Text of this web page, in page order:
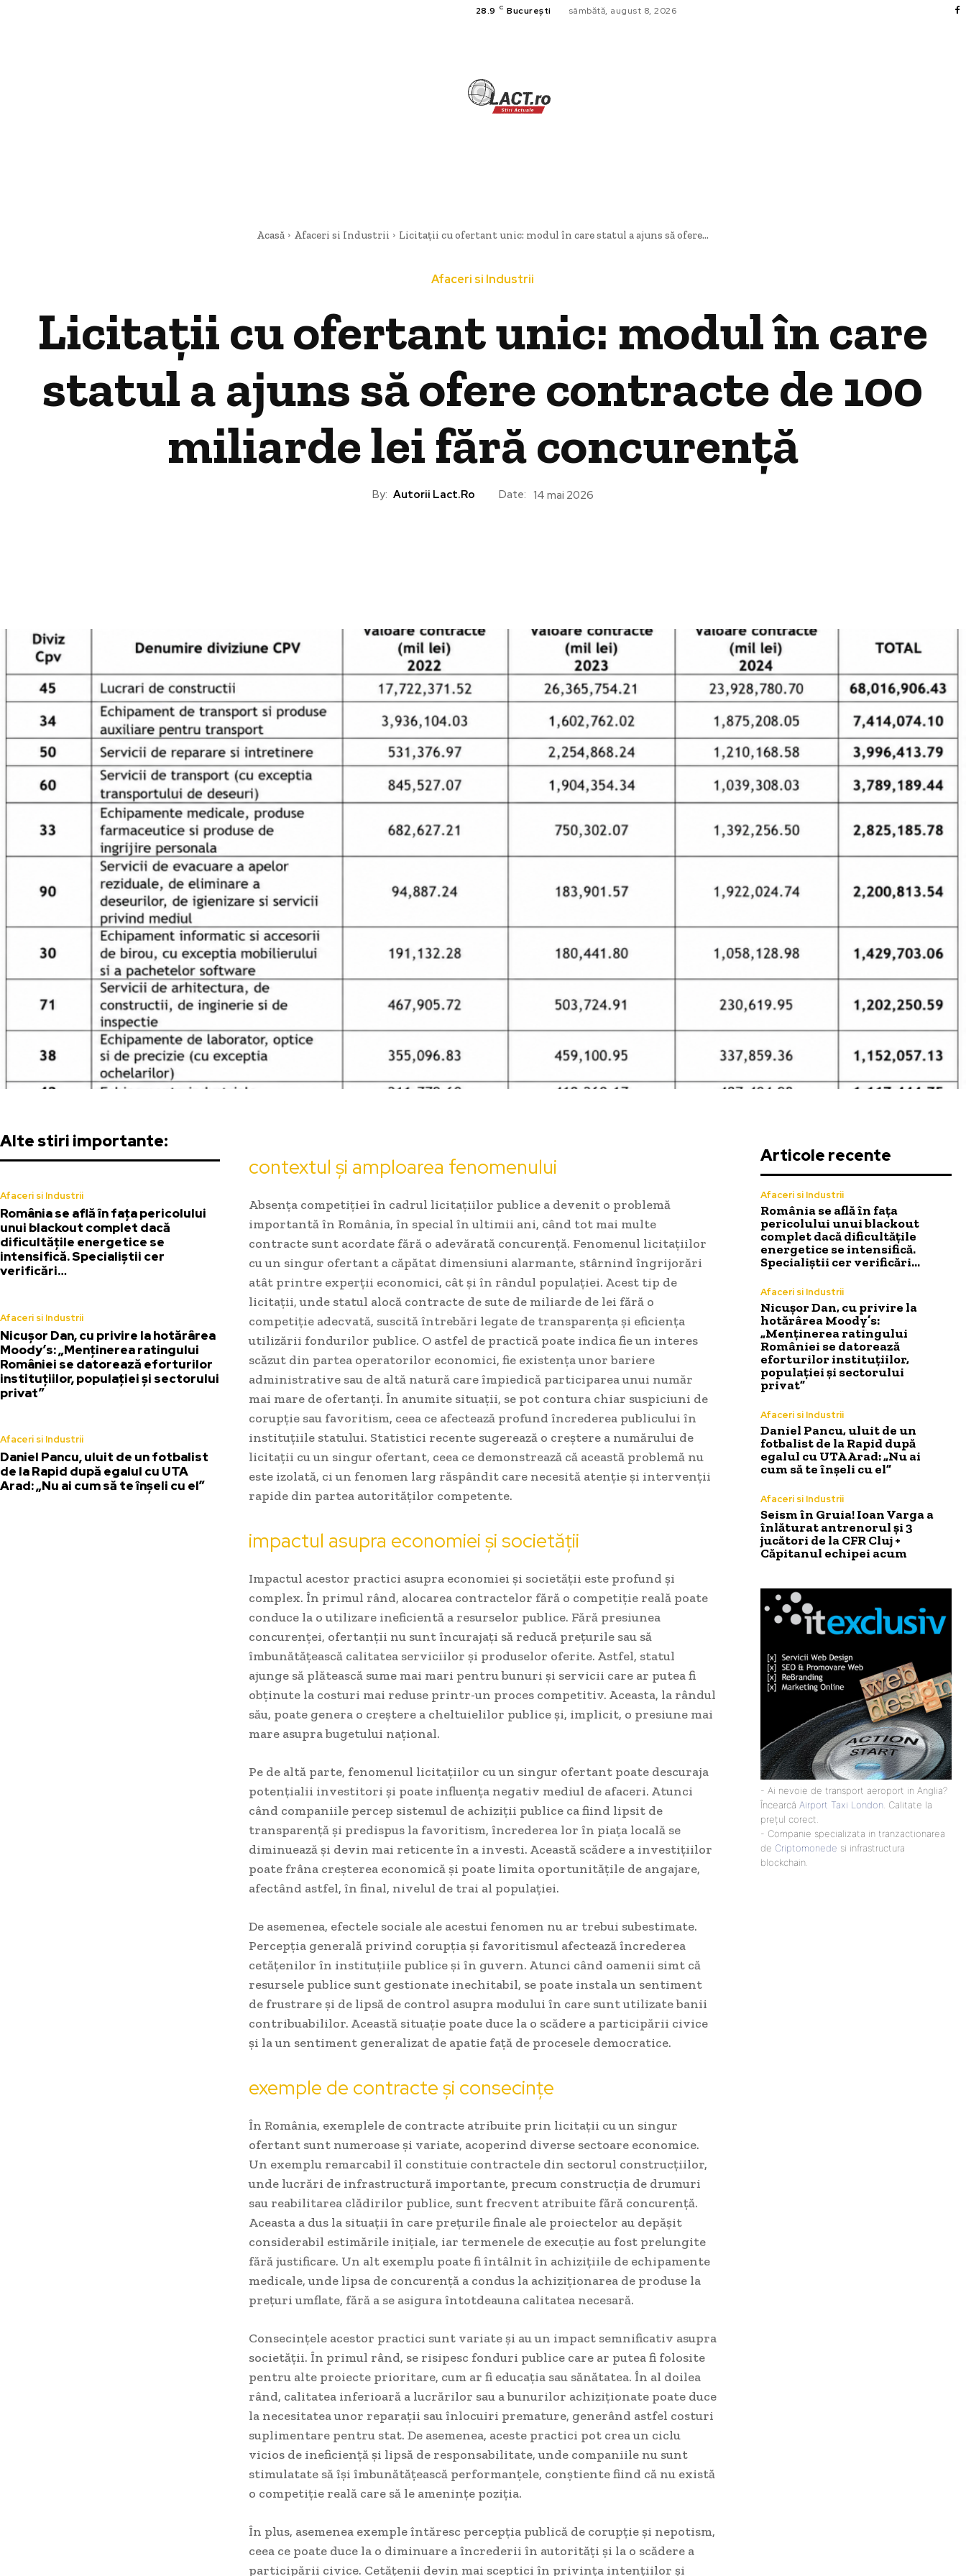
28.9 C București sâmbătă, august 8, 2026
Acasă Afaceri si Industrii Licitații cu ofertant unic: modul în care statul a ajuns să ofere...
Afaceri si Industrii
Licitații cu ofertant unic: modul în care
statul a ajuns să ofere contracte de 100
miliarde lei fără concurență
By: Autorii Lact.ro Date: 14 mai 2026
Alte stiri importante:
Afaceri si Industrii
România se află în fața pericolului
unui blackout complet dacă
dificultățile energetice se
intensifică. Specialiștii cer
verificări…
Afaceri si Industrii
Nicușor Dan, cu privire la hotărârea
Moody’s: „Menținerea ratingului
României se datorează eforturilor
instituțiilor, populației și sectorului
privat”
Afaceri si Industrii
Daniel Pancu, uluit de un fotbalist
de la Rapid după egalul cu UTA
Arad: „Nu ai cum să te înșeli cu el”
contextul și amploarea fenomenului
Absența competiției în cadrul licitațiilor publice a devenit o problemă
importantă în România, în special în ultimii ani, când tot mai multe
contracte sunt acordate fără o adevărată concurență. Fenomenul licitațiilor
cu un singur ofertant a căpătat dimensiuni alarmante, stârnind îngrijorări
atât printre experții economici, cât și în rândul populației. Acest tip de
licitații, unde statul alocă contracte de sute de miliarde de lei fără o
competiție adecvată, suscită întrebări legate de transparența și eficiența
utilizării fondurilor publice. O astfel de practică poate indica fie un interes
scăzut din partea operatorilor economici, fie existența unor bariere
administrative sau de altă natură care împiedică participarea unui număr
mai mare de ofertanți. În anumite situații, se pot contura chiar suspiciuni de
corupție sau favoritism, ceea ce afectează profund încrederea publicului în
instituțiile statului. Statistici recente sugerează o creștere a numărului de
licitații cu un singur ofertant, ceea ce demonstrează că această problemă nu
este izolată, ci un fenomen larg răspândit care necesită atenție și intervenții
rapide din partea autorităților competente.
impactul asupra economiei și societății
Impactul acestor practici asupra economiei și societății este profund și
complex. În primul rând, alocarea contractelor fără o competiție reală poate
conduce la o utilizare ineficientă a resurselor publice. Fără presiunea
concurenței, ofertanții nu sunt încurajați să reducă prețurile sau să
îmbunătățească calitatea serviciilor și produselor oferite. Astfel, statul
ajunge să plătească sume mai mari pentru bunuri și servicii care ar putea fi
obținute la costuri mai reduse printr-un proces competitiv. Aceasta, la rândul
său, poate genera o creștere a cheltuielilor publice și, implicit, o presiune mai
mare asupra bugetului național.
Pe de altă parte, fenomenul licitațiilor cu un singur ofertant poate descuraja
potențialii investitori și poate influența negativ mediul de afaceri. Atunci
când companiile percep sistemul de achiziții publice ca fiind lipsit de
transparență și predispus la favoritism, încrederea lor în piața locală se
diminuează și devin mai reticente în a investi. Această scădere a investițiilor
poate frâna creșterea economică și poate limita oportunitățile de angajare,
afectând astfel, în final, nivelul de trai al populației.
De asemenea, efectele sociale ale acestui fenomen nu ar trebui subestimate.
Percepția generală privind corupția și favoritismul afectează încrederea
cetățenilor în instituțiile publice și în guvern. Atunci când oamenii simt că
resursele publice sunt gestionate inechitabil, se poate instala un sentiment
de frustrare și de lipsă de control asupra modului în care sunt utilizate banii
contribuabililor. Această situație poate duce la o scădere a participării civice
și la un sentiment generalizat de apatie față de procesele democratice.
exemple de contracte și consecințe
În România, exemplele de contracte atribuite prin licitații cu un singur
ofertant sunt numeroase și variate, acoperind diverse sectoare economice.
Un exemplu remarcabil îl constituie contractele din sectorul construcțiilor,
unde lucrări de infrastructură importante, precum construcția de drumuri
sau reabilitarea clădirilor publice, sunt frecvent atribuite fără concurență.
Aceasta a dus la situații în care prețurile finale ale proiectelor au depășit
considerabil estimările inițiale, iar termenele de execuție au fost prelungite
fără justificare. Un alt exemplu poate fi întâlnit în achizițiile de echipamente
medicale, unde lipsa de concurență a condus la achiziționarea de produse la
prețuri umflate, fără a se asigura întotdeauna calitatea necesară.
Consecințele acestor practici sunt variate și au un impact semnificativ asupra
societății. În primul rând, se risipesc fonduri publice care ar putea fi folosite
pentru alte proiecte prioritare, cum ar fi educația sau sănătatea. În al doilea
rând, calitatea inferioară a lucrărilor sau a bunurilor achiziționate poate duce
la necesitatea unor reparații sau înlocuiri premature, generând astfel costuri
suplimentare pentru stat. De asemenea, aceste practici pot crea un ciclu
vicios de ineficiență și lipsă de responsabilitate, unde companiile nu sunt
stimulatate să își îmbunătățească performanțele, conștiente fiind că nu există
o competiție reală care să le amenințe poziția.
În plus, asemenea exemple întăresc percepția publică de corupție și nepotism,
ceea ce poate duce la o diminuare a încrederii în autorități și la o scădere a
participării civice. Cetățenii devin mai sceptici în privința intențiilor și
Articole recente
Afaceri si Industrii
România se află în fața
pericolului unui blackout
complet dacă dificultățile
energetice se intensifică.
Specialiștii cer verificări…
Afaceri si Industrii
Nicușor Dan, cu privire la
hotărârea Moody’s:
„Menținerea ratingului
României se datorează
eforturilor instituțiilor,
populației și sectorului
privat”
Afaceri si Industrii
Daniel Pancu, uluit de un
fotbalist de la Rapid după
egalul cu UTA Arad: „Nu ai
cum să te înșeli cu el”
Afaceri si Industrii
Seism în Gruia! Ioan Varga a
înlăturat antrenorul și 3
jucători de la CFR Cluj +
Căpitanul echipei acum
- Ai nevoie de transport aeroport in Anglia?
Încearcă Airport Taxi London . Calitate la
prețul corect.
- Companie specializata in tranzactionarea
de Criptomonede si infrastructura
blockchain.